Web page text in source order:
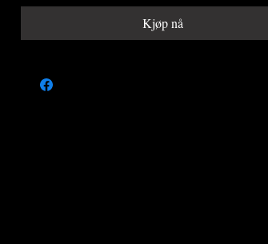
Kjøp nå